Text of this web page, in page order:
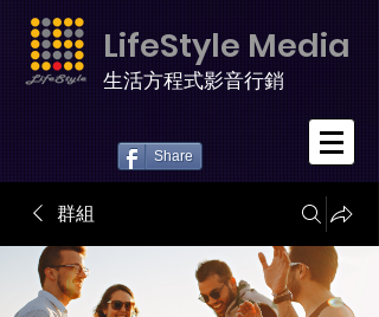
LifeStyle Media
生活方程式影音行銷
Share
群組